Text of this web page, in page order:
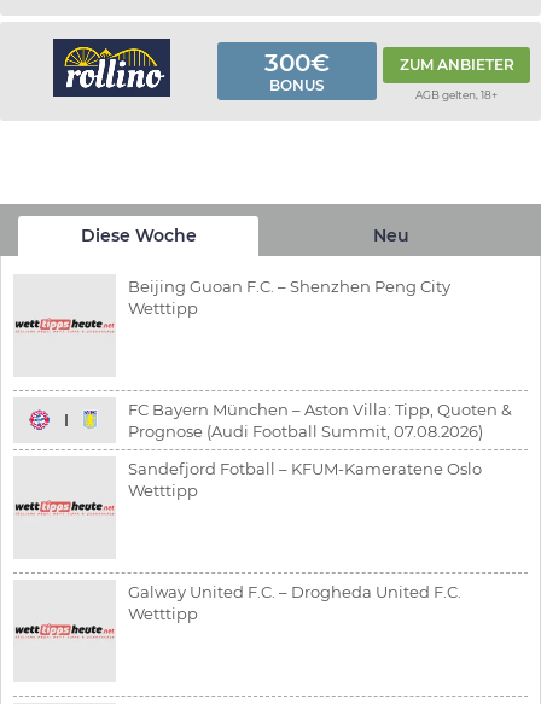
300€
BONUS
ZUM ANBIETER
AGB gelten, 18+
Diese Woche Neu
Beijing Guoan F.C. – Shenzhen Peng City
Wetttipp
FC Bayern München – Aston Villa: Tipp, Quoten &
Prognose (Audi Football Summit, 07.08.2026)
Sandefjord Fotball – KFUM-Kameratene Oslo
Wetttipp
Galway United F.C. – Drogheda United F.C.
Wetttipp